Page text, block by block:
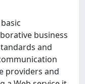
business
and
providers and